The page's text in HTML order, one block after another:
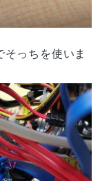
っちを使いま